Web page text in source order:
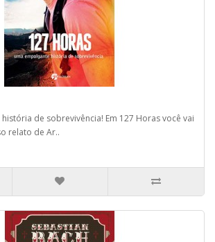
de sobrevivência! Em 127 Horas você vai
relato de Ar..